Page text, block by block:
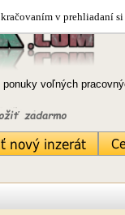
v prehliadaní
ponuky voľných